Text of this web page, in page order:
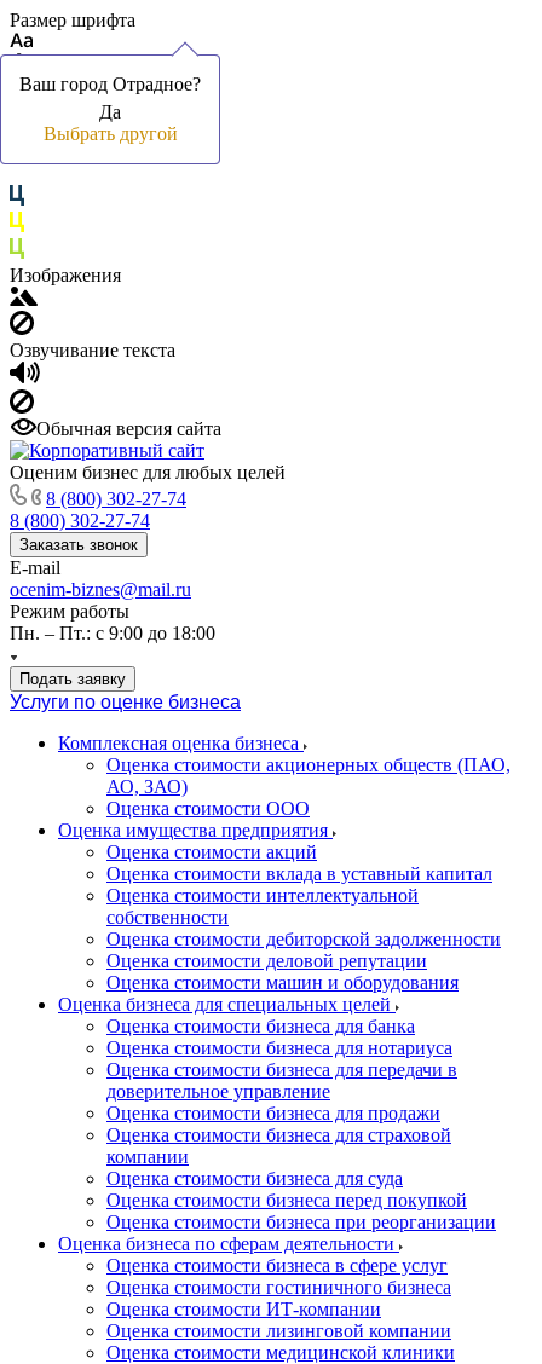
Размер шрифта
Цвет фона и шрифта
Изображения
Озвучивание текста
Обычная версия сайта
Оценим бизнес для любых целей
8 (800) 302-27-74
8 (800) 302-27-74
Заказать звонок
E-mail
ocenim-biznes@mail.ru
Режим работы
Пн. – Пт.: с 9:00 до 18:00
Подать заявку
Услуги по оценке бизнеса
Комплексная оценка бизнеса
Оценка стоимости акционерных обществ (ПАО,
АО, ЗАО)
Оценка стоимости ООО
Оценка имущества предприятия
Оценка стоимости акций
Оценка стоимости вклада в уставный капитал
Оценка стоимости интеллектуальной
собственности
Оценка стоимости дебиторской задолженности
Оценка стоимости деловой репутации
Оценка стоимости машин и оборудования
Оценка бизнеса для специальных целей
Оценка стоимости бизнеса для банка
Оценка стоимости бизнеса для нотариуса
Оценка стоимости бизнеса для передачи в
доверительное управление
Оценка стоимости бизнеса для продажи
Оценка стоимости бизнеса для страховой
компании
Оценка стоимости бизнеса для суда
Оценка стоимости бизнеса перед покупкой
Оценка стоимости бизнеса при реорганизации
Оценка бизнеса по сферам деятельности
Оценка стоимости бизнеса в сфере услуг
Оценка стоимости гостиничного бизнеса
Оценка стоимости ИТ-компании
Оценка стоимости лизинговой компании
Оценка стоимости медицинской клиники
Ваш город Отрадное?
Да
Выбрать другой
Ваш город Отрадное?
Да
Выбрать другой